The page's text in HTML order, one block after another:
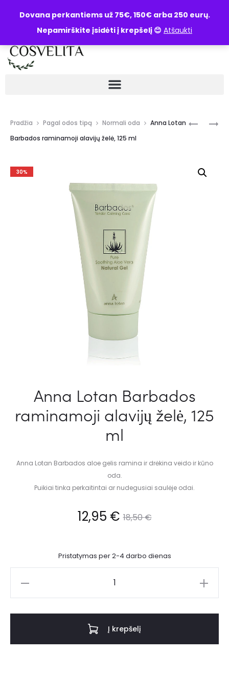
Dovana perkantiems už 75€, 150€ arba 250 eurų.
Nepamirškite įsidėti į krepšelį 😊 Atšaukti
UŽKLAUSA
Pradžia Pagal odos tipą Normali oda
Anna Lotan
Barbados raminamoji alavijų želė, 125 ml
30%
Anna Lotan Barbados
raminamoji alavijų želė, 125
ml
Anna Lotan Barbados aloe gelis ramina ir drėkina veido ir kūno
oda.
Puikiai tinka perkaitintai ar nudegusiai saulėje odai.
18,50€
12,95 €
Pristatymas per 2-4 darbo dienas
Į krepšelį